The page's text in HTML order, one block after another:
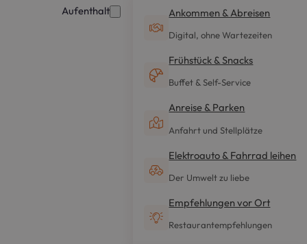
Aufenthalt Ankommen & Abreisen
Digital, ohne Wartezeiten
Frühstück & Snacks
Buffet & Self-Service
Anreise & Parken
Anfahrt und Stellplätze
Elektroauto & Fahrrad leihen
Der Umwelt zu liebe
Empfehlungen vor Ort
Restaurantempfehlungen